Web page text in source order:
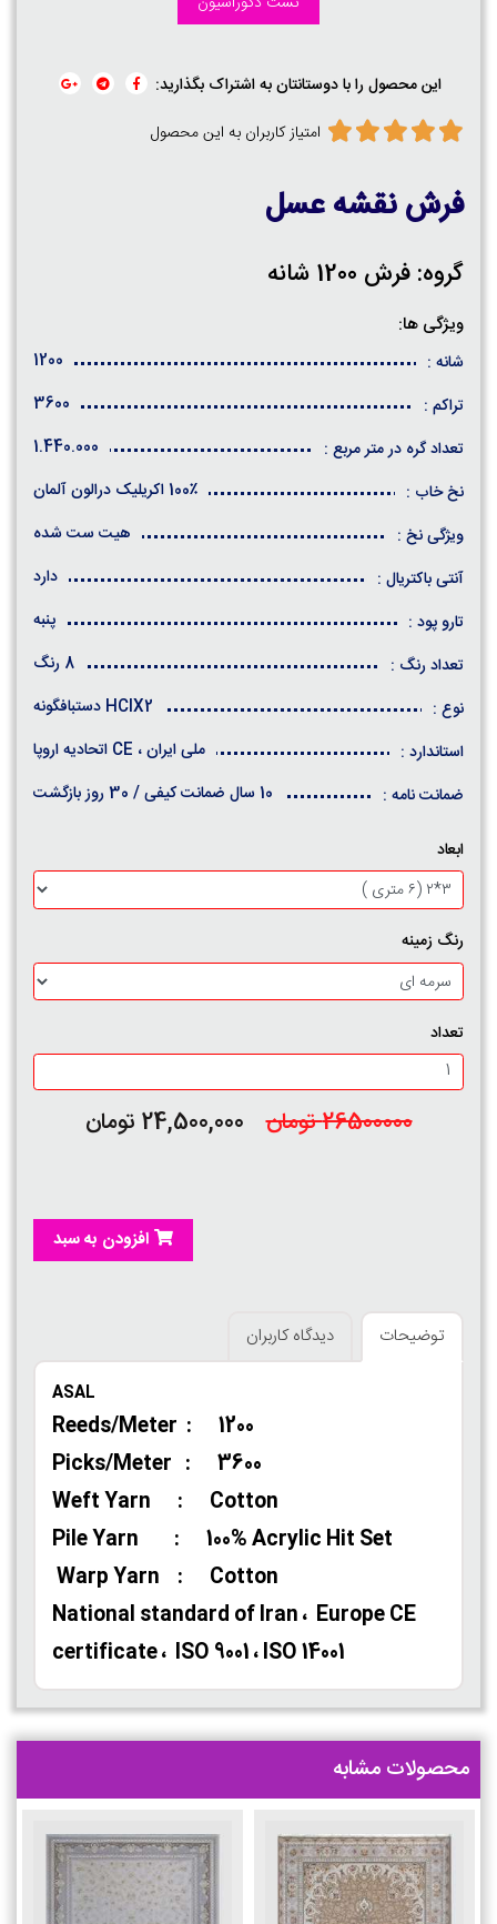
این محصول را با دوستانتان به اشتراک بگذارید:
امتیاز کاربران به این محصول
فرش نقشه عسل
گروه: فرش 1200 شانه
ویژگی ها:
شانه :
1200
تراکم :
3600
تعداد گره در متر مربع :
1.440.000
نخ خاب :
100٪ اکریلیک درالون آلمان
ویژگی نخ :
هیت ست شده
آنتی باکتریال :
دارد
تارو پود :
پنبه
تعداد رنگ :
8 رنگ
نوع :
HCIX2 دستبافگونه
استاندارد :
ملی ایران ، CE اتحادیه اروپا
ضمانت نامه :
10 سال ضمانت کیفی / 30 روز بازگشت
ابعاد
رنگ زمینه
تعداد
26500000 تومان 24,500,000 تومان
افزودن به سبد
توضیحات دیدگاه کاربران
ASAL
Reeds/Meter : 1200
Picks/Meter : 3600
Weft Yarn : Cotton
Pile Yarn : 100% Acrylic Hit Set
Warp Yarn : Cotton
National standard of Iran ، Europe CE
certificate ، ISO 9001 ، ISO 14001
محصولات مشابه